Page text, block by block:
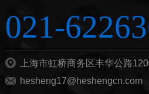
021-
上海市虹桥商务区丰华公路
hesheng17@heshengcn.com